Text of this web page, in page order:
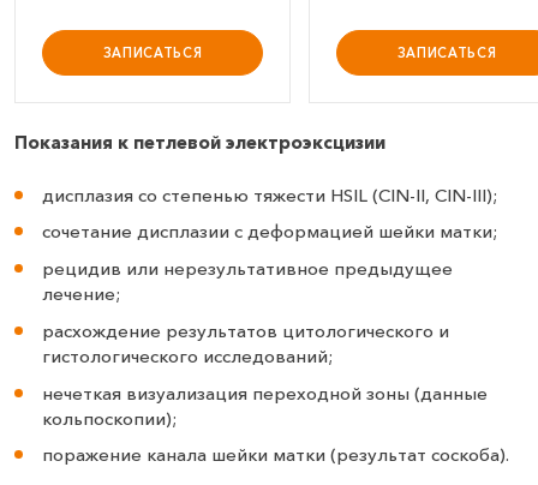
ЗАПИСАТЬСЯ ЗАПИСАТЬСЯ
Показания к петлевой электроэксцизии
дисплазия со степенью тяжести HSIL (CIN-II, CIN-III);
сочетание дисплазии с деформацией шейки матки;
рецидив или нерезультативное предыдущее
лечение;
расхождение результатов цитологического и
гистологического исследований;
нечеткая визуализация переходной зоны (данные
кольпоскопии);
поражение канала шейки матки (результат соскоба).